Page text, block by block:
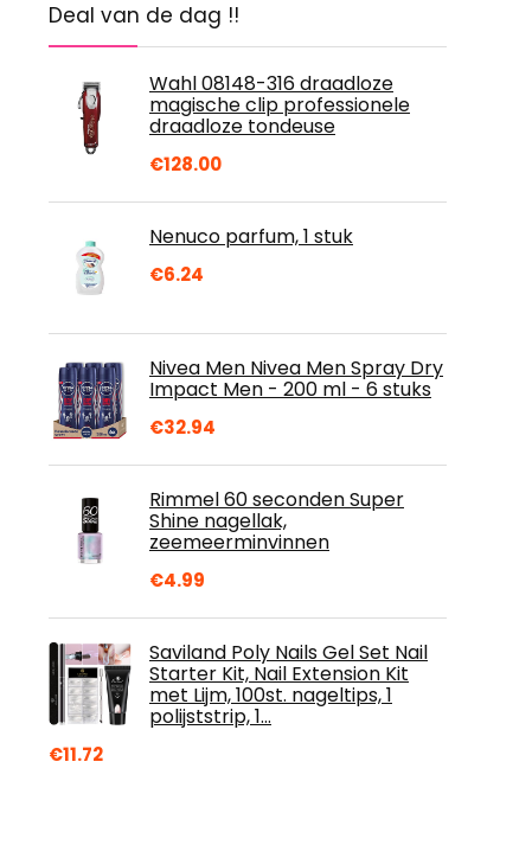
Deal van de dag !!
Wahl 08148-316 draadloze
magische clip professionele
draadloze tondeuse
€128.00
Nenuco parfum, 1 stuk
€6.24
Nivea Men Nivea Men Spray Dry
Impact Men - 200 ml - 6 stuks
€32.94
Rimmel 60 seconden Super
Shine nagellak,
zeemeerminvinnen
€4.99
Saviland Poly Nails Gel Set Nail
Starter Kit, Nail Extension Kit
met Lijm, 100st. nageltips, 1
polijststrip, 1…
€11.72